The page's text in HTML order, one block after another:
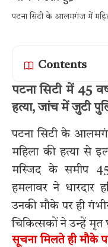
पटना सिटी के आलमगंज में
Contents
पटना सिटी में 45
हत्या, जांच में जुटी
पटना सिटी के
महिला की हत्या से
मस्जिद के समीप 45
हमलावर ने धारदार
उनकी मौके पर ही
चिकित्सकों ने उन्हें मृत
सूचना मिलते ही मौके